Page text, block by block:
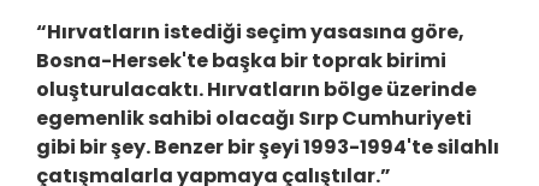
“Hırvatların istediği seçim yasasına göre,
Bosna-Hersek'te başka bir toprak birimi
oluşturulacaktı. Hırvatların bölge üzerinde
egemenlik sahibi olacağı Sırp Cumhuriyeti
gibi bir şey. Benzer bir şeyi 1993-1994'te silahlı
çatışmalarla yapmaya çalıştılar.”